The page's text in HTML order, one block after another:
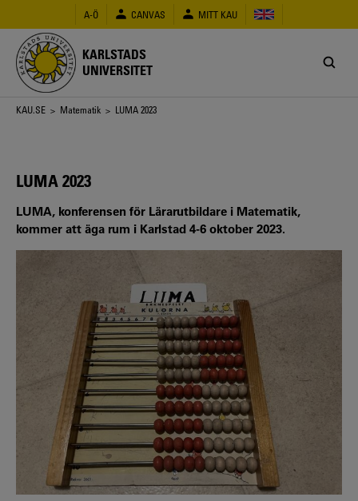
huvudinnehåll
A-Ö CANVAS MITT KAU
KARLSTADS
UNIVERSITET
Länkstig
KAU.SE > Matematik > LUMA 2023
LUMA 2023
LUMA, konferensen för Lärarutbildare i Matematik,
kommer att äga rum i Karlstad 4-6 oktober 2023.